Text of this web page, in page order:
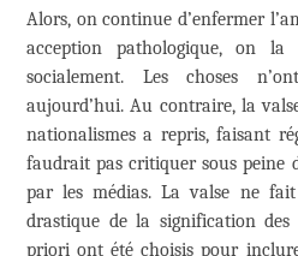
Alors, on continue d’enfermer
acception pathologique, on
socialement. Les choses
aujourd’hui. Au contraire, la
nationalismes a repris, faisant
faudrait pas critiquer sous peine
par les médias. La valse ne
drastique de la signification
priori ont été choisis pour